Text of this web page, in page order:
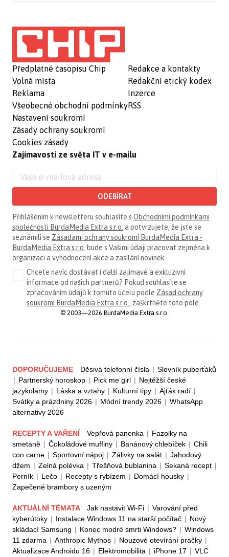
Předplatné časopisu Chip
Volná místa
Reklama
Všeobecné obchodní podmínky
Nastavení soukromí
Zásady ochrany soukromí
Cookies zásady
Redakce a kontakty
Redakční etický kodex
Inzerce
RSS
Zajímavosti ze světa IT v e-mailu
ODEBÍRAT
Přihlášením k newsletteru souhlasíte s Obchodními podmínkami
společnosti BurdaMedia Extra s.r.o. a potvrzujete, že jste se
seznámili se Zásadami ochrany soukromí BurdaMedia Extra -
BurdaMedia Extra s.r.o. bude s Vašimi údaji pracovat zejména k
organizaci a vyhodnocení akce a zasílání novinek.
Chcete navíc dostávat i další zajímavé a exkluzivní
informace od našich partnerů? Pokud souhlasíte se
zpracováním údajů k tomuto účelu podle Zásad ochrany
soukromí BurdaMedia Extra s.r.o., zaškrtněte toto pole.
© 2003—2026 BurdaMedia Extra s.r.o.
DOPORUČUJEME Děsivá telefonní čísla | Slovník puberťáků
| Partnerský horoskop | Pick me girl | Nejtěžší české
jazykolamy | Láska a vztahy | Kulturní tipy | Ajťák radí |
Svátky a prázdniny 2026 | Módní trendy 2026 | WhatsApp
alternativy 2026
RECEPTY A VAŘENÍ Vepřová panenka | Fazolky na
smetaně | Čokoládové muffiny | Banánový chlebíček | Chili
con carne | Sportovní nápoj | Zálivky na salát | Jahodový
džem | Zelná polévka | Třešňová bublanina | Sekaná recept |
Perník | Lečo | Recepty s rybízem | Domácí housky |
Zapečené brambory s uzeným
AKTUÁLNÍ TÉMATA Jak nastavit Wi-Fi | Varování před
kyberútoky | Instalace Windows 11 na starší počítač | Nový
skládací Samsung | Konec modré smrti Windows? | Windows
11 zdarma | Anthropic Mythos | Nouzové otevírání pračky |
Aktualizace Androidu 16 | Elektromobilita | iPhone 17 | VLC